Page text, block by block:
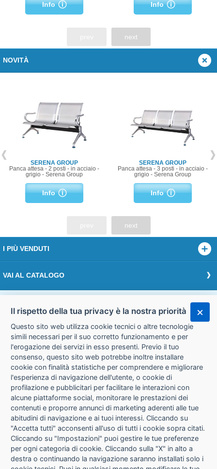
Info Info
next
NOVITÀ
SERENA GROUP
Panca attesa - 2 posti - in acciaio -
grigio - Serena Group
Info
SERENA GROUP
Panca attesa - 3 posti - in acciaio -
grigio - Serena Group
Info
next
I PIÙ VENDUTI
VAI AL CATALOGO
Accedi
CONDIZIONI DI VENDITA PRIVACY
INFORMATIVA USO COOKIE
Il rispetto della tua privacy è la nostra priorità
Questo sito web utilizza cookie tecnici o altre tecnologie
simili necessari per il suo corretto funzionamento e per
l'erogazione dei servizi in esso presenti. Previo il tuo
consenso, questo sito web potrebbe inoltre installare
cookie con finalità statistiche per comprendere e migliorare
l'esperienza di navigazione dell'utente, o cookie di
profilazione e pubblicitari per facilitare le interazioni con
alcune piattaforme social, monitorare le prestazioni dei
contenuti e proporre annunci di marketing aderenti alle tue
abitudini di navigazione e ai tuoi interessi. Cliccando su
"Accetta tutti" acconsenti all'uso di tutti i cookie sopra citati.
Cliccando su "Impostazioni" puoi gestire le tue preferenze
per ogni categoria di cookie. Cliccando sulla "X" in alto a
destra o continuando la navigazione saranno installati solo i